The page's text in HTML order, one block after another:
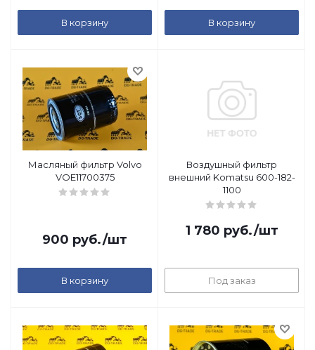
В корзину В корзину
Масляный фильтр Volvo
VOE11700375
900 руб./шт
В корзину
Воздушный фильтр
внешний Komatsu 600-182-
1100
1 780 руб./шт
Под заказ